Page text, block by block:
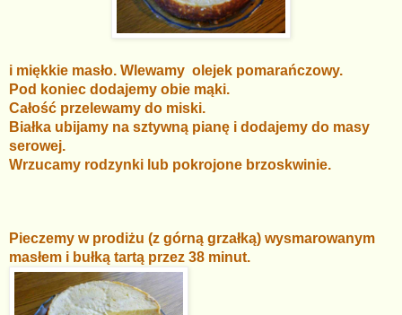
i miękkie masło. Wlewamy olejek pomarańczowy.
Pod koniec dodajemy obie mąki.
Całość przelewamy do miski.
Białka ubijamy na sztywną pianę i dodajemy do masy
serowej.
Wrzucamy rodzynki lub pokrojone brzoskwinie.
Pieczemy w prodiżu (z górną grzałką) wysmarowanym
masłem i bułką tartą przez 38 minut.